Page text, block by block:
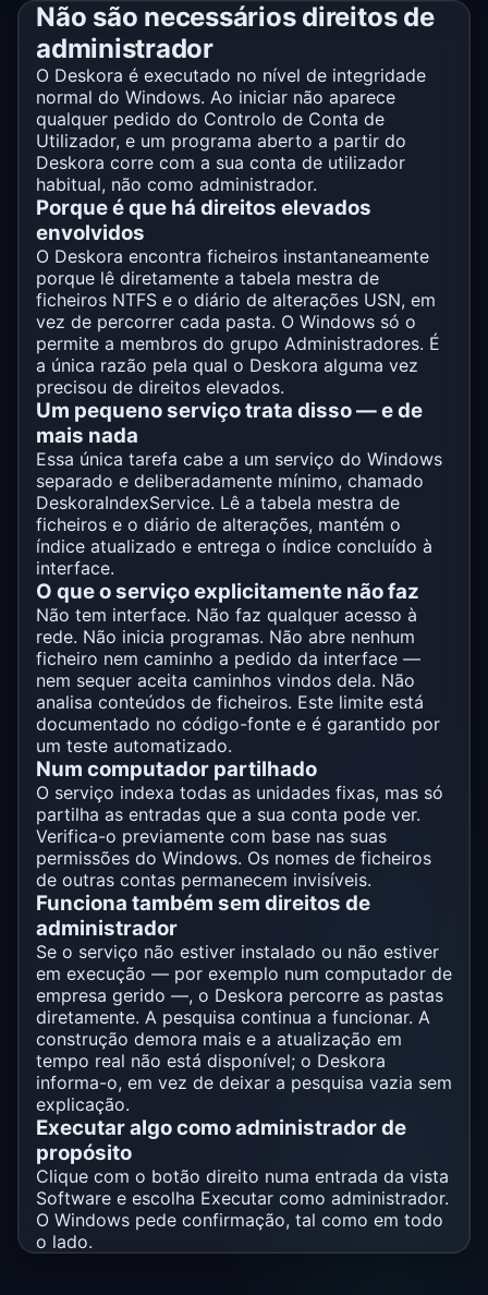
Não são necessários direitos de
administrador
O Deskora é executado no nível de integridade
normal do Windows. Ao iniciar não aparece
qualquer pedido do Controlo de Conta de
Utilizador, e um programa aberto a partir do
Deskora corre com a sua conta de utilizador
habitual, não como administrador.
Porque é que há direitos elevados
envolvidos
O Deskora encontra ficheiros instantaneamente
porque lê diretamente a tabela mestra de
ficheiros NTFS e o diário de alterações USN, em
vez de percorrer cada pasta. O Windows só o
permite a membros do grupo Administradores. É
a única razão pela qual o Deskora alguma vez
precisou de direitos elevados.
Um pequeno serviço trata disso — e de
mais nada
Essa única tarefa cabe a um serviço do Windows
separado e deliberadamente mínimo, chamado
DeskoraIndexService. Lê a tabela mestra de
ficheiros e o diário de alterações, mantém o
índice atualizado e entrega o índice concluído à
interface.
O que o serviço explicitamente não faz
Não tem interface. Não faz qualquer acesso à
rede. Não inicia programas. Não abre nenhum
ficheiro nem caminho a pedido da interface —
nem sequer aceita caminhos vindos dela. Não
analisa conteúdos de ficheiros. Este limite está
documentado no código-fonte e é garantido por
um teste automatizado.
Num computador partilhado
O serviço indexa todas as unidades fixas, mas só
partilha as entradas que a sua conta pode ver.
Verifica-o previamente com base nas suas
permissões do Windows. Os nomes de ficheiros
de outras contas permanecem invisíveis.
Funciona também sem direitos de
administrador
Se o serviço não estiver instalado ou não estiver
em execução — por exemplo num computador de
empresa gerido —, o Deskora percorre as pastas
diretamente. A pesquisa continua a funcionar. A
construção demora mais e a atualização em
tempo real não está disponível; o Deskora
informa-o, em vez de deixar a pesquisa vazia sem
explicação.
Executar algo como administrador de
propósito
Clique com o botão direito numa entrada da vista
Software e escolha Executar como administrador.
O Windows pede confirmação, tal como em todo
o lado.